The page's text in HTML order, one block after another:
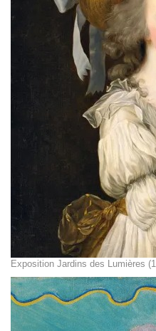
Exposition Jardins des Lumières